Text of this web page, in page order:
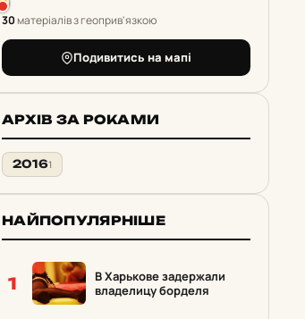
30матеріалів з геоприв'язкою
Подивитись на мапі
АРХІВ ЗА РОКАМИ
20161
НАЙПОПУЛЯРНІШЕ
1
В Харькове задержали
владелицу борделя